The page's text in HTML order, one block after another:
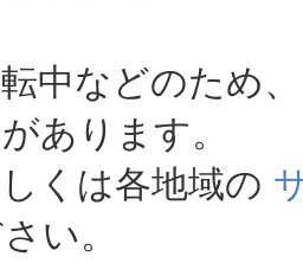
中などのため
あります。
くは各地域の
い。